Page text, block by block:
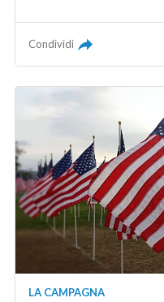
Condividi
LA CAMPAGNA